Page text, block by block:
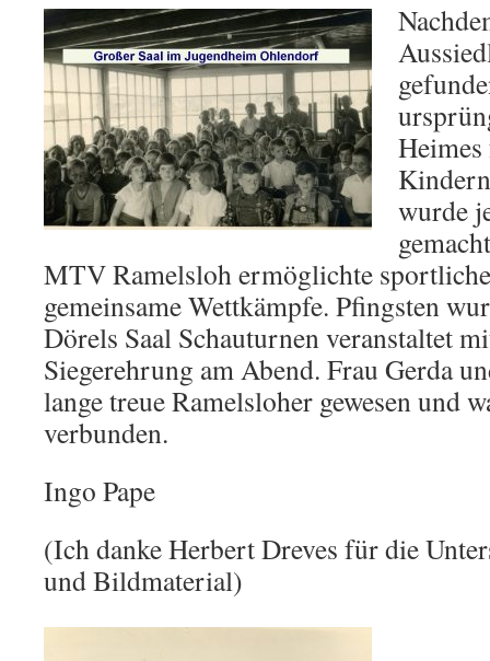
wurde
MTV Ramelsloh ermöglichte
gemeinsame Wettkämpfe. Pfingsten
Dörels Saal Schauturnen veranstaltet
Siegerehrung am Abend. Frau Gerda
lange treue Ramelsloher gewesen und
verbunden.
Ingo Pape
(Ich danke Herbert Dreves für die
und Bildmaterial)